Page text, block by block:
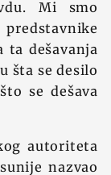
Mi smo
dešavanja
šta se desilo
se dešava
autoriteta
nazvao